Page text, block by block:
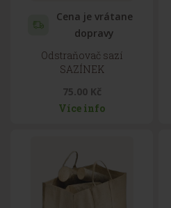
Cena je vrátane
dopravy
Odstraňovač sazí
SAZÍNEK
75.00 Kč
Více info